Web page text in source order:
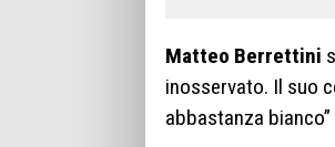
Matteo Berrettini
inosservato. Il suo
abbastanza